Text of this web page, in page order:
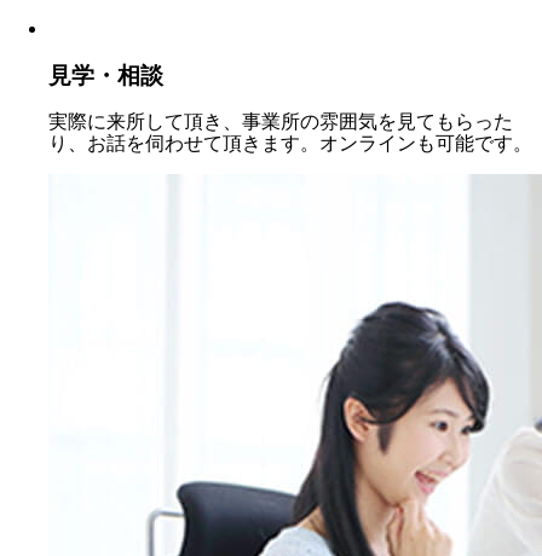
見学・相談
実際に来所して頂き、事業所の雰囲気を見てもらった
り、お話を伺わせて頂きます。オンラインも可能です。